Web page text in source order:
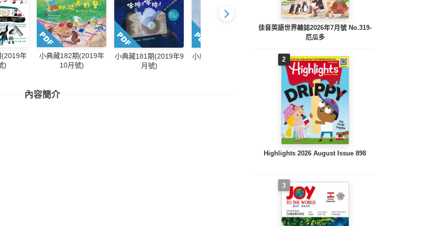
年
)
小典藏182期(2019年
10月號)
小典藏181期(2019年9
月號)
小典藏180期(2019年8
小典藏179期(2019年7
月號)
小典藏178期(2019年6
內容簡介
佳音英語世界雜誌2026年7月號 No.319-
厄瓜多
2
Highlights 2026 August Issue 898
3